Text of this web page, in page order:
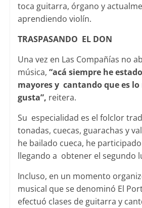
toca guitarra, órgano y
aprendiendo violín.
TRASPASANDO EL DON
Una vez en Las Compañías no
música, “acá siempre he
mayores y cantando que es
gusta”, reitera.
Su especialidad es el folclor
tonadas, cuecas, guarachas y
he bailado cueca, he
llegando a obtener el segundo
Incluso, en un momento
musical que se denominó El
efectuó clases de guitarra y